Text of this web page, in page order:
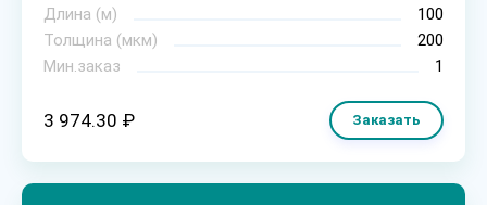
Длина (м)
100
Толщина (мкм)
200
Мин.заказ
1
3 974.30 ₽ Заказать